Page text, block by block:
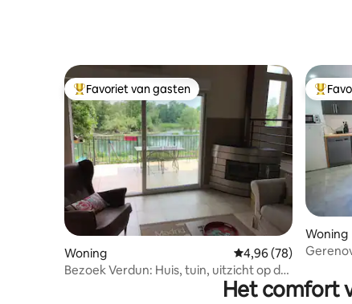
Topfavoriet van gasten
Favoriet van gasten
Woning Gemiddelde
4,96 (78)
Bezoek Verdun: Huis, tuin, uitzicht op de
Woning
Het comfort